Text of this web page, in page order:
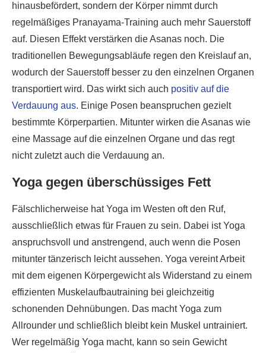
hinausbefördert, sondern der Körper nimmt durch
regelmäßiges Pranayama-Training auch mehr Sauerstoff
auf. Diesen Effekt verstärken die Asanas noch. Die
traditionellen Bewegungsabläufe regen den Kreislauf an,
wodurch der Sauerstoff besser zu den einzelnen Organen
transportiert wird. Das wirkt sich auch positiv auf die
Verdauung aus. Einige Posen beanspruchen gezielt
bestimmte Körperpartien. Mitunter wirken die Asanas wie
eine Massage auf die einzelnen Organe und das regt
nicht zuletzt auch die Verdauung an.
Yoga gegen überschüssiges Fett
Fälschlicherweise hat Yoga im Westen oft den Ruf,
ausschließlich etwas für Frauen zu sein. Dabei ist Yoga
anspruchsvoll und anstrengend, auch wenn die Posen
mitunter tänzerisch leicht aussehen. Yoga vereint Arbeit
mit dem eigenen Körpergewicht als Widerstand zu einem
effizienten Muskelaufbautraining bei gleichzeitig
schonenden Dehnübungen. Das macht Yoga zum
Allrounder und schließlich bleibt kein Muskel untrainiert.
Wer regelmäßig Yoga macht, kann so sein Gewicht